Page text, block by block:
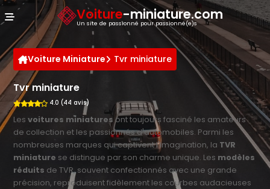
Voiture-miniature.com
Un site de passionné pour passionné(e)s
Voiture Miniature Tvr miniature
Tvr miniature
4.0 (44 avis)
Lesvoitures miniaturesont toujours fasciné les amateurs
de collection et les passionnés d'automobiles. Parmi les
nombreuses marques qui captivent l'imagination, la TVR
miniature se distingue par son charme unique. Les modèles
réduits de TVR, souvent confectionnés avec une grande
précision, reproduisent fidèlement les courbes audacieuses
Panneau de gestion des cookies